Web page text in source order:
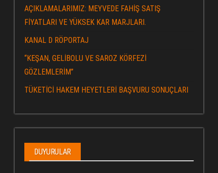
AÇIKLAMALARIMIZ: MEYVEDE FAHİŞ SATIŞ
FİYATLARI VE YÜKSEK KAR MARJLARI.
KANAL D RÖPORTAJ
“KEŞAN, GELİBOLU VE SAROZ KÖRFEZİ
GÖZLEMLERİM”
TÜKETİCİ HAKEM HEYETLERİ BAŞVURU SONUÇLARI
DUYURULAR